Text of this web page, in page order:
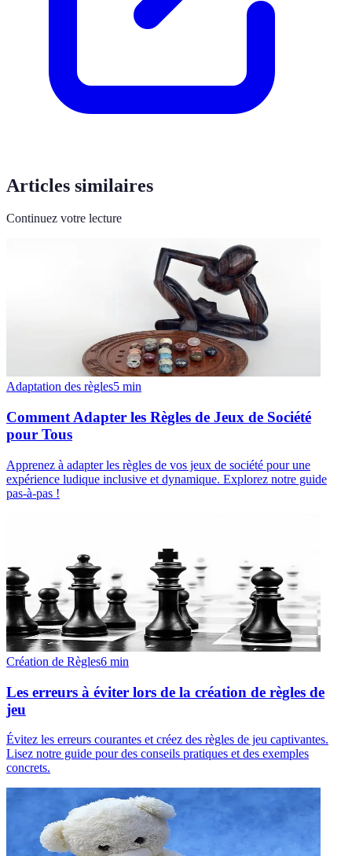
Articles similaires
Continuez votre lecture
Adaptation des règles5 min
Comment Adapter les Règles de Jeux de Société
pour Tous
Apprenez à adapter les règles de vos jeux de société pour une
expérience ludique inclusive et dynamique. Explorez notre guide
pas-à-pas !
Création de Règles6 min
Les erreurs à éviter lors de la création de règles de
jeu
Évitez les erreurs courantes et créez des règles de jeu captivantes.
Lisez notre guide pour des conseils pratiques et des exemples
concrets.